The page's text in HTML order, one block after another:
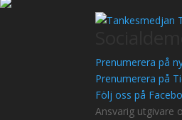
Prenumerera på
Prenumerera på
Följ oss på
Ansvarig utgivare